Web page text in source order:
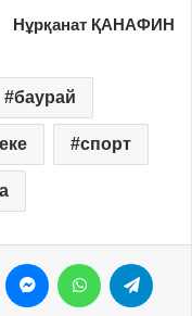
Нұрқанат ҚАНАФИН
баурай
спорт